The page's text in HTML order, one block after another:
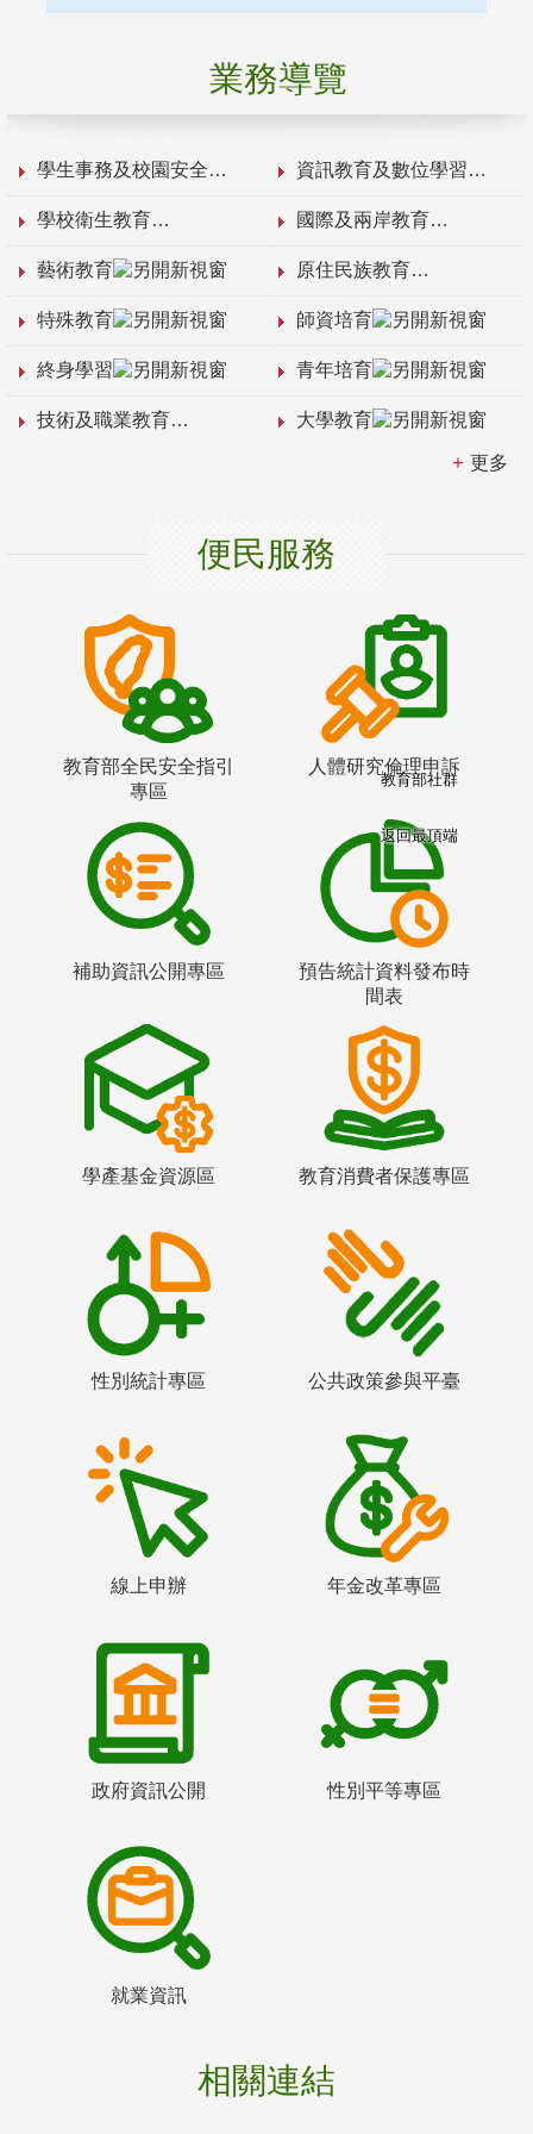
業務導覽
學生事務及校園安全 資訊教育及數位學習
學校衛生教育 國際及兩岸教育
藝術教育 原住民族教育
特殊教育 師資培育
終身學習 青年培育
技術及職業教育 大學教育
更多
便民服務
教育部全民安全指引
專區
人體研究倫理申訴
補助資訊公開專區
預告統計資料發布時
間表
學產基金資源區 教育消費者保護專區
性別統計專區 公共政策參與平臺
線上申辦 年金改革專區
政府資訊公開 性別平等專區
就業資訊
相關連結
教育部社群
返回最頂端